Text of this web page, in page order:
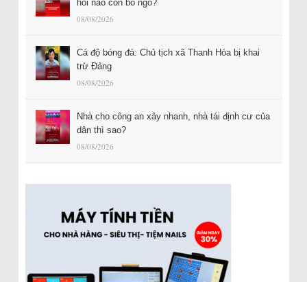
hỏi nào còn bỏ ngỏ?
08/08/2026
Cá độ bóng đá: Chủ tịch xã Thanh Hóa bị khai
trừ Đảng
08/08/2026
Nhà cho công an xây nhanh, nhà tái định cư của
dân thì sao?
08/08/2026